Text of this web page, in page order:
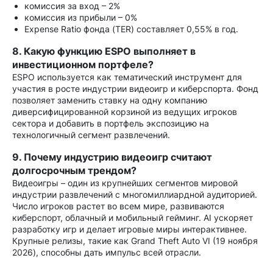
комиссия за вход – 2%
комиссия из прибыли – 0%
Expense Ratio фонда (TER) составляет 0,55% в год.
8. Какую функцию ESPO выполняет в
инвестиционном портфеле?
ESPO используется как тематический инструмент для
участия в росте индустрии видеоигр и киберспорта. Фонд
позволяет заменить ставку на одну компанию
диверсифицированной корзиной из ведущих игроков
сектора и добавить в портфель экспозицию на
технологичный сегмент развлечений.
9. Почему индустрию видеоигр считают
долгосрочным трендом?
Видеоигры – один из крупнейших сегментов мировой
индустрии развлечений с многомиллиардной аудиторией.
Число игроков растет во всем мире, развиваются
киберспорт, облачный и мобильный гейминг. AI ускоряет
разработку игр и делает игровые миры интерактивнее.
Крупные релизы, такие как Grand Theft Auto VI (19 ноября
2026), способны дать импульс всей отрасли.